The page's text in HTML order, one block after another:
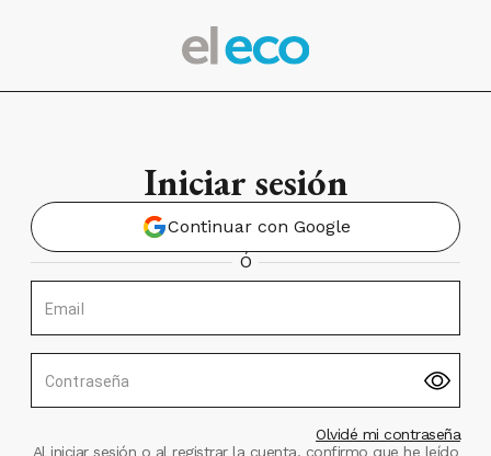
Iniciar sesión
Continuar con Google
Ó
Email
Contraseña
Olvidé mi contraseña
Al iniciar sesión o al registrar la cuenta, confirmo que he leído